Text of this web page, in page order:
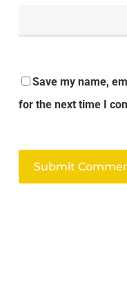
Save my name,
for the next time I